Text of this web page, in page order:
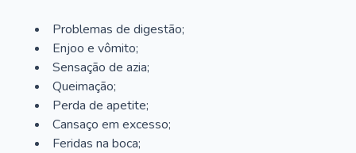
Problemas de digestão;
Enjoo e vômito;
Sensação de azia;
Queimação;
Perda de apetite;
Cansaço em excesso;
Feridas na boca;